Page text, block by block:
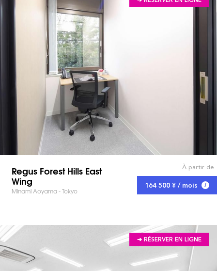
Regus Forest Hills East
Wing
Minami Aoyama - Tokyo
À partir de
164 500 ¥ / mois
➔ RÉSERVER EN LIGNE